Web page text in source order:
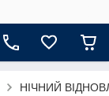
НІЧНИЙ